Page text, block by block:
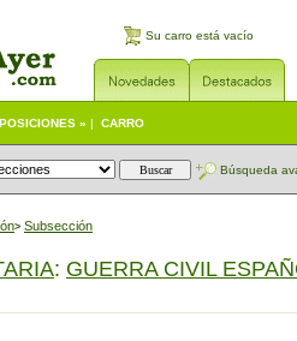
Su carro está vacío
» | CARRO
Búsqueda
> Subsección
: GUERRA CIVIL